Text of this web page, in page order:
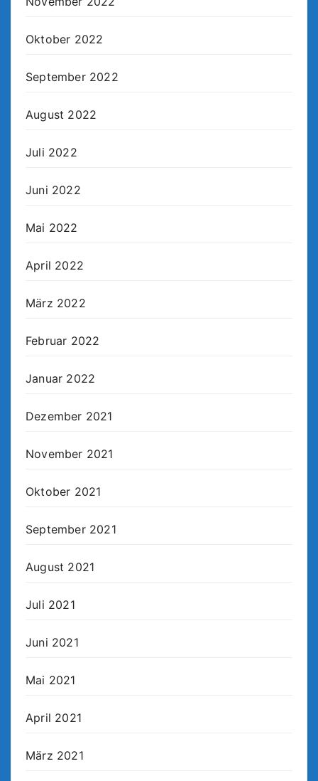
Oktober 2022
September 2022
August 2022
Juli 2022
Juni 2022
Mai 2022
April 2022
März 2022
Februar 2022
Januar 2022
Dezember 2021
November 2021
Oktober 2021
September 2021
August 2021
Juli 2021
Juni 2021
Mai 2021
April 2021
März 2021